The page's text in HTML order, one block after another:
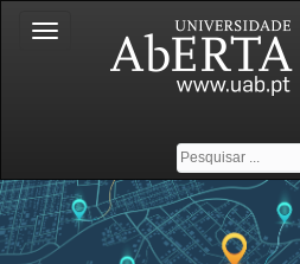
Toggle
navigation